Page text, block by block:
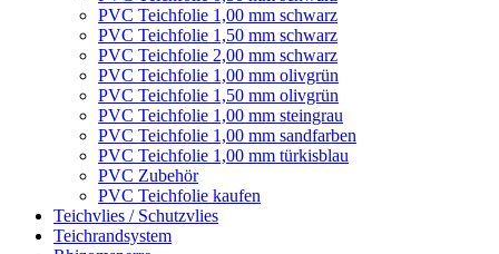
PVC Teichfolie 1,00 mm schwarz
PVC Teichfolie 1,50 mm schwarz
PVC Teichfolie 2,00 mm schwarz
PVC Teichfolie 1,00 mm olivgrün
PVC Teichfolie 1,50 mm olivgrün
PVC Teichfolie 1,00 mm steingrau
PVC Teichfolie 1,00 mm sandfarben
PVC Teichfolie 1,00 mm türkisblau
PVC Zubehör
PVC Teichfolie kaufen
Teichvlies / Schutzvlies
Teichrandsystem